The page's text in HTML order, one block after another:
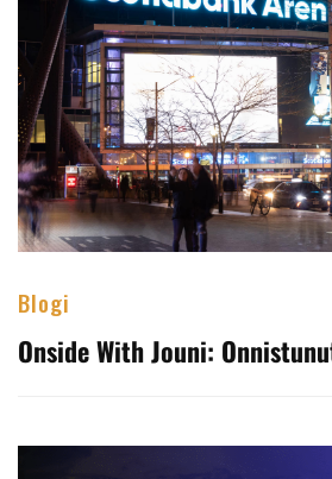
Blogi
Onside With Jouni: